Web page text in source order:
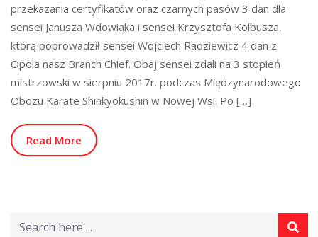
przekazania certyfikatów oraz czarnych pasów 3 dan dla
sensei Janusza Wdowiaka i sensei Krzysztofa Kolbusza,
którą poprowadził sensei Wojciech Radziewicz 4 dan z
Opola nasz Branch Chief. Obaj sensei zdali na 3 stopień
mistrzowski w sierpniu 2017r. podczas Międzynarodowego
Obozu Karate Shinkyokushin w Nowej Wsi. Po […]
Read More